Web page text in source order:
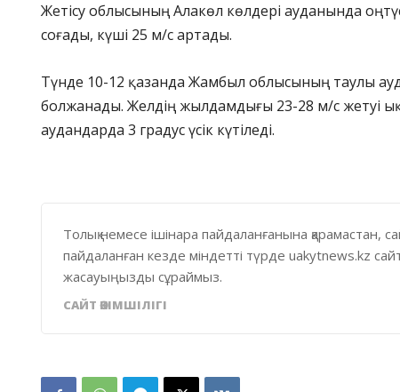
Жетісу облысының Алакөл көлдері ауданында
соғады, күші 25 м/с артады.
Түнде 10-12 қазанда Жамбыл облысының таулы
болжанады. Желдің жылдамдығы 23-28 м/с жетуі
аудандарда 3 градус үсік күтіледі.
Толық немесе ішінара пайдаланғанына қарамастан,
пайдаланған кезде міндетті түрде uakytnews.kz
жасауыңызды сұраймыз.
САЙТ ӘКІМШІЛІГІ